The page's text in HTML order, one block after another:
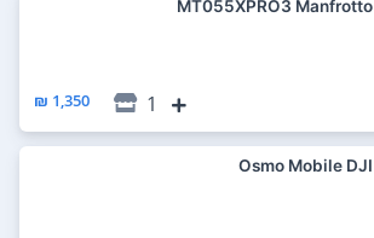
MT055XPRO3 Manfrotto
1
1,350 ₪
Osmo Mobile DJI